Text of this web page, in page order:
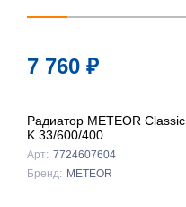
7 760 ₽
Радиатор METEOR Classic
K 33/600/400
Арт: 7724607604
Бренд: METEOR